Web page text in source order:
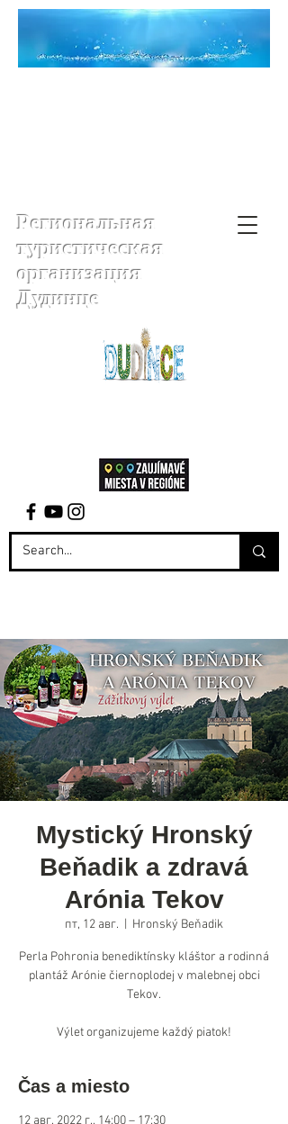
Региональная
туристическая
организация
Дудинце
Mystický Hronský
Beňadik a zdravá
Arónia Tekov
пт, 12 авг. Hronský Beňadik
Perla Pohronia benediktínsky kláštor a rodinná
plantáž Arónie čiernoplodej v malebnej obci
Tekov.
Výlet organizujeme každý piatok!
Čas a miesto
12 авг. 2022 г., 14:00 – 17:30